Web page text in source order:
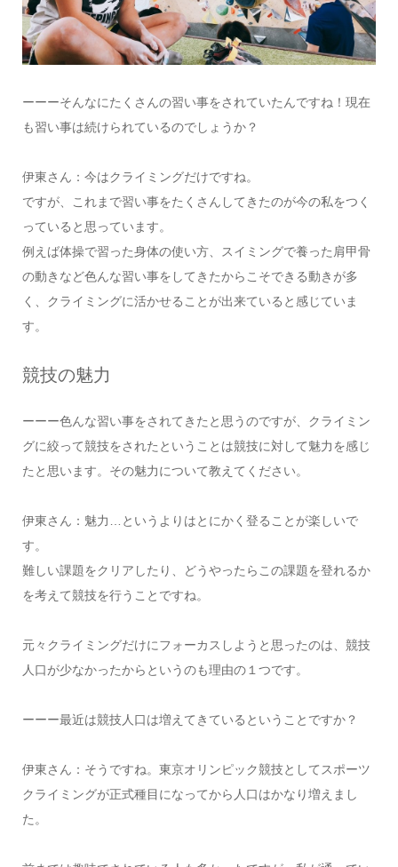
ーーーそんなにたくさんの習い事をされていたんですね！現在
も習い事は続けられているのでしょうか？
伊東さん：今はクライミングだけですね。
ですが、これまで習い事をたくさんしてきたのが今の私をつく
っていると思っています。
例えば体操で習った身体の使い方、スイミングで養った肩甲骨
の動きなど色んな習い事をしてきたからこそできる動きが多
く、クライミングに活かせることが出来ていると感じていま
す。
競技の魅力
ーーー色んな習い事をされてきたと思うのですが、クライミン
グに絞って競技をされたということは競技に対して魅力を感じ
たと思います。その魅力について教えてください。
伊東さん：魅力…というよりはとにかく登ることが楽しいで
す。
難しい課題をクリアしたり、どうやったらこの課題を登れるか
を考えて競技を行うことですね。
元々クライミングだけにフォーカスしようと思ったのは、競技
人口が少なかったからというのも理由の１つです。
ーーー最近は競技人口は増えてきているということですか？
伊東さん：そうですね。東京オリンピック競技としてスポーツ
クライミングが正式種目になってから人口はかなり増えまし
た。